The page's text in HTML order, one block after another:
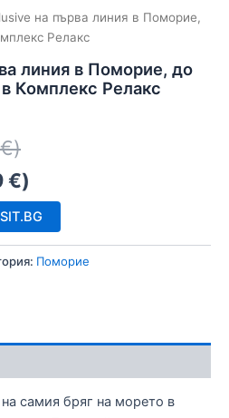
на първа линия в Поморие,
Релакс
линия в Поморие, до
Комплекс Релакс
€)
€)
Поморие
самия бряг на морето в